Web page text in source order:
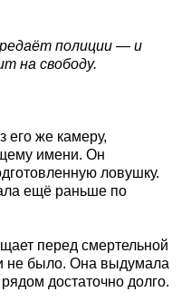
полиции — и
на свободу.
его же камеру,
имени. Он
ловушку.
ещё раньше по
перед смертельной
не было. Она выдумала
достаточно долго.